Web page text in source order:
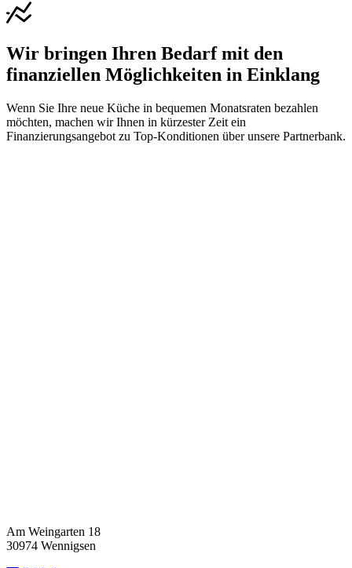
Wir bringen Ihren Bedarf mit den
finanziellen Möglichkeiten in Einklang
Wenn Sie Ihre neue Küche in bequemen Monatsraten bezahlen
möchten, machen wir Ihnen in kürzester Zeit ein
Finanzierungsangebot zu Top-Konditionen über unsere Partnerbank.
Am Weingarten 18
30974 Wennigsen